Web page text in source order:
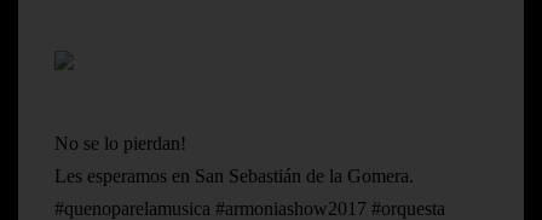
No se lo pierdan!
Les esperamos en San Sebastián de la Gomera.
#quenoparelamusica #armoniashow2017 #orquesta